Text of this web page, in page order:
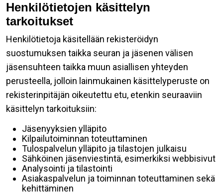
Henkilötietojen käsittelyn
tarkoitukset
Henkilötietoja käsitellään rekisteröidyn
suostumuksen taikka seuran ja jäsenen välisen
jäsensuhteen taikka muun asiallisen yhteyden
perusteella, jolloin lainmukainen käsittelyperuste on
rekisterinpitäjän oikeutettu etu, etenkin seuraaviin
käsittelyn tarkoituksiin:
Jäsenyyksien ylläpito
Kilpailutoiminnan toteuttaminen
Tulospalvelun ylläpito ja tilastojen julkaisu
Sähköinen jäsenviestintä, esimerkiksi webbisivut
Analysointi ja tilastointi
Asiakaspalvelun ja toiminnan toteuttaminen sekä
kehittäminen